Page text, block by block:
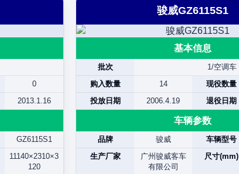
0
2013.1.16
GZ6115S1
11140×2310×3
120
骏威GZ6115S1
基本信息
批次
1/空调车
购入数量
14 现役数量
投放日期
2006.4.19 退役日期
车辆参数
品牌 骏威 车辆型号
生产厂家
广州骏威客车
有限公司
尺寸(mm)